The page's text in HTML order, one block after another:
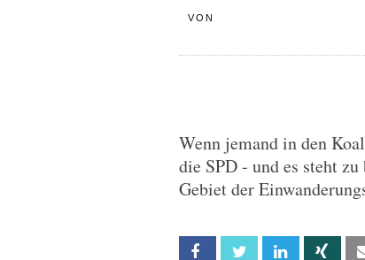
VON
Wenn jemand in den
die SPD - und es steht
Gebiet der
Facebook Twitter Linkedin Xing